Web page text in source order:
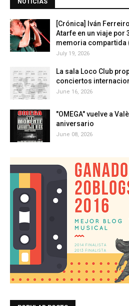
NOTICIAS
[Crónica] Iván
Atarfe en un viaje por
memoria compartida
July 19, 2026
La sala Loco Club
conciertos
June 16, 2026
"OMEGA" vuelve a
aniversario
June 08, 2026